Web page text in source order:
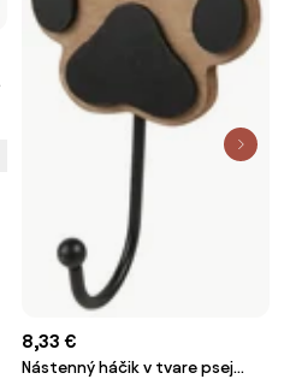
8,33 €
Nástenný háčik v tvare psej